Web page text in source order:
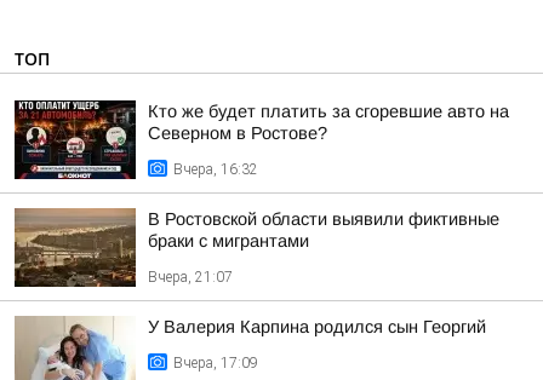
ТОП
Кто же будет платить за сгоревшие авто на
Северном в Ростове?
Вчера, 16:32
В Ростовской области выявили фиктивные
браки с мигрантами
Вчера, 21:07
У Валерия Карпина родился сын Георгий
Вчера, 17:09